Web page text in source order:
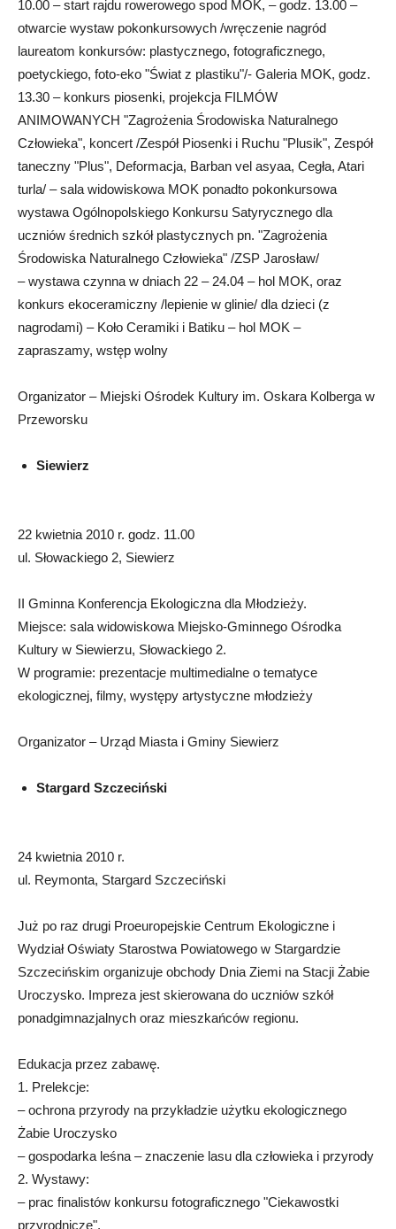
10.00 – start rajdu rowerowego spod MOK, – godz. 13.00 –
otwarcie wystaw pokonkursowych /wręczenie nagród
laureatom konkursów: plastycznego, fotograficznego,
poetyckiego, foto-eko "Świat z plastiku"/- Galeria MOK, godz.
13.30 – konkurs piosenki, projekcja FILMÓW
ANIMOWANYCH "Zagrożenia Środowiska Naturalnego
Człowieka", koncert /Zespół Piosenki i Ruchu "Plusik", Zespół
taneczny "Plus", Deformacja, Barban vel asyaa, Cegła, Atari
turla/ – sala widowiskowa MOK ponadto pokonkursowa
wystawa Ogólnopolskiego Konkursu Satyrycznego dla
uczniów średnich szkół plastycznych pn. "Zagrożenia
Środowiska Naturalnego Człowieka" /ZSP Jarosław/
– wystawa czynna w dniach 22 – 24.04 – hol MOK, oraz
konkurs ekoceramiczny /lepienie w glinie/ dla dzieci (z
nagrodami) – Koło Ceramiki i Batiku – hol MOK –
zapraszamy, wstęp wolny
Organizator – Miejski Ośrodek Kultury im. Oskara Kolberga w
Przeworsku
Siewierz
22 kwietnia 2010 r. godz. 11.00
ul. Słowackiego 2, Siewierz
II Gminna Konferencja Ekologiczna dla Młodzieży.
Miejsce: sala widowiskowa Miejsko-Gminnego Ośrodka
Kultury w Siewierzu, Słowackiego 2.
W programie: prezentacje multimedialne o tematyce
ekologicznej, filmy, występy artystyczne młodzieży
Organizator – Urząd Miasta i Gminy Siewierz
Stargard Szczeciński
24 kwietnia 2010 r.
ul. Reymonta, Stargard Szczeciński
Już po raz drugi Proeuropejskie Centrum Ekologiczne i
Wydział Oświaty Starostwa Powiatowego w Stargardzie
Szczecińskim organizuje obchody Dnia Ziemi na Stacji Żabie
Uroczysko. Impreza jest skierowana do uczniów szkół
ponadgimnazjalnych oraz mieszkańców regionu.
Edukacja przez zabawę.
1. Prelekcje:
– ochrona przyrody na przykładzie użytku ekologicznego
Żabie Uroczysko
– gospodarka leśna – znaczenie lasu dla człowieka i przyrody
2. Wystawy:
– prac finalistów konkursu fotograficznego "Ciekawostki
przyrodnicze",